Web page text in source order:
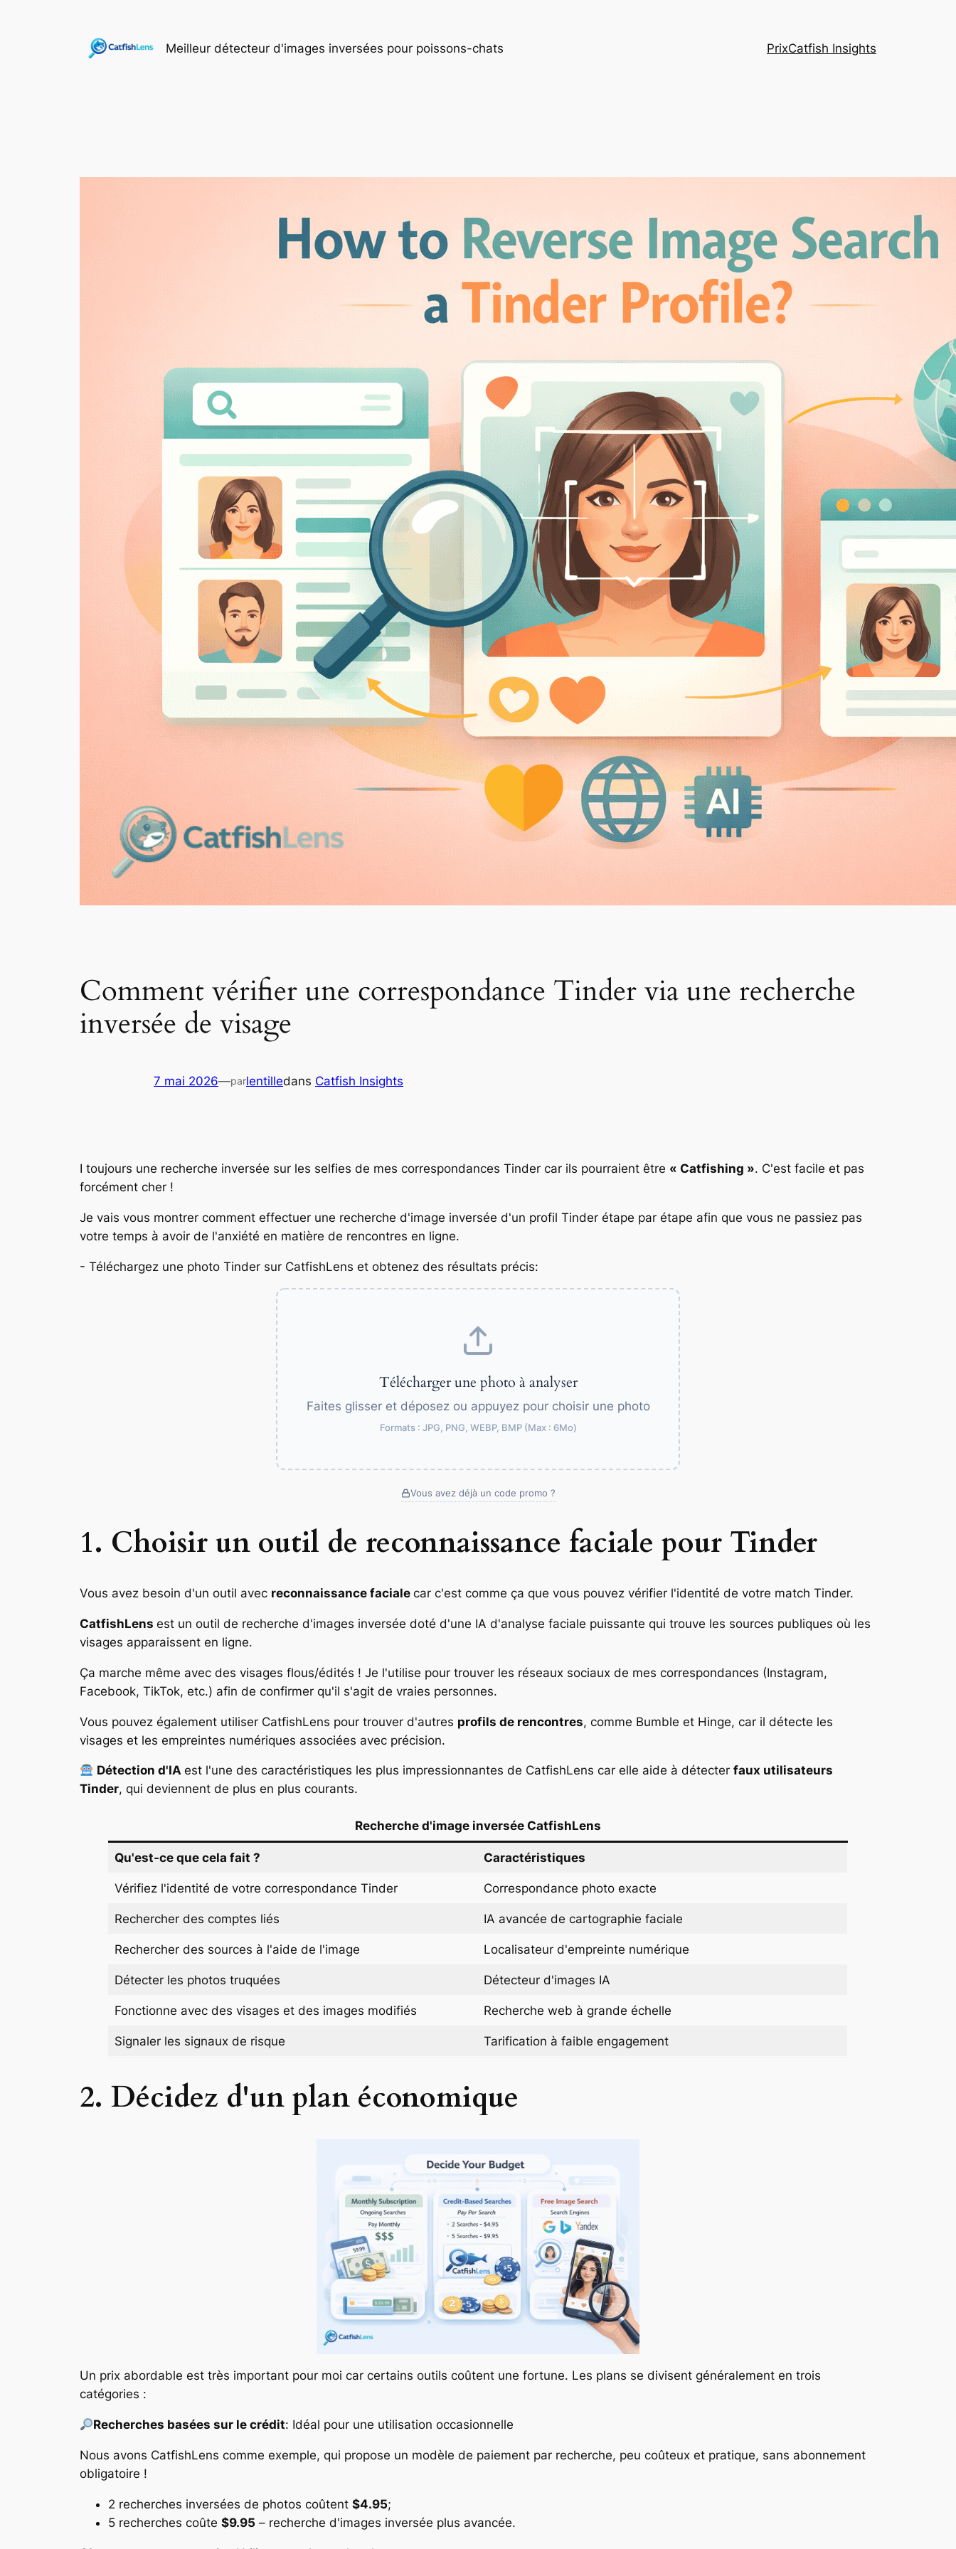
Meilleur détecteur d'images inversées pour poissons-chats PrixCatfish Insights
Comment vérifier une correspondance Tinder via une recherche
inversée de visage
7 mai 2026—parlentilledans Catfish Insights
I toujours une recherche inversée sur les selfies de mes correspondances Tinder car ils pourraient être « Catfishing ». C'est facile et pas
forcément cher !
Je vais vous montrer comment effectuer une recherche d'image inversée d'un profil Tinder étape par étape afin que vous ne passiez pas
votre temps à avoir de l'anxiété en matière de rencontres en ligne.
- Téléchargez une photo Tinder sur CatfishLens et obtenez des résultats précis:
Télécharger une photo à analyser
Faites glisser et déposez ou appuyez pour choisir une photo
Formats : JPG, PNG, WEBP, BMP (Max : 6Mo)
Vous avez déjà un code promo ?
1. Choisir un outil de reconnaissance faciale pour Tinder
Vous avez besoin d'un outil avec reconnaissance faciale car c'est comme ça que vous pouvez vérifier l'identité de votre match Tinder.
CatfishLens est un outil de recherche d'images inversée doté d'une IA d'analyse faciale puissante qui trouve les sources publiques où les
visages apparaissent en ligne.
Ça marche même avec des visages flous/édités ! Je l'utilise pour trouver les réseaux sociaux de mes correspondances (Instagram,
Facebook, TikTok, etc.) afin de confirmer qu'il s'agit de vraies personnes.
Vous pouvez également utiliser CatfishLens pour trouver d'autres profils de rencontres, comme Bumble et Hinge, car il détecte les
visages et les empreintes numériques associées avec précision.
Détection d'IAest l'une des caractéristiques les plus impressionnantes de CatfishLens car elle aide à détecterfaux utilisateurs
Tinder, qui deviennent de plus en plus courants.
Recherche d'image inversée CatfishLens
Qu'est-ce que cela fait ? Caractéristiques
Vérifiez l'identité de votre correspondance Tinder Correspondance photo exacte
Rechercher des comptes liés IA avancée de cartographie faciale
Rechercher des sources à l'aide de l'image Localisateur d'empreinte numérique
Détecter les photos truquées Détecteur d'images IA
Fonctionne avec des visages et des images modifiés Recherche web à grande échelle
Signaler les signaux de risque Tarification à faible engagement
2. Décidez d'un plan économique
Un prix abordable est très important pour moi car certains outils coûtent une fortune. Les plans se divisent généralement en trois
catégories :
Recherches basées sur le crédit: Idéal pour une utilisation occasionnelle
Nous avons CatfishLens comme exemple, qui propose un modèle de paiement par recherche, peu coûteux et pratique, sans abonnement
obligatoire !
2 recherches inversées de photos coûtent $4.95;
5 recherches coûte $9.95 – recherche d'images inversée plus avancée.